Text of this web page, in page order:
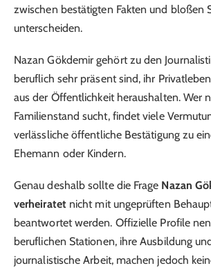
zwischen bestätigten Fakten und bloßen
unterscheiden.
Nazan Gökdemir gehört zu den
beruflich sehr präsent sind, ihr
aus der Öffentlichkeit heraushalten. Wer
Familienstand sucht, findet viele
verlässliche öffentliche Bestätigung zu
Ehemann oder Kindern.
Genau deshalb sollte die Frage Nazan
verheiratetnicht mit ungeprüften
beantwortet werden. Offizielle Profile
beruflichen Stationen, ihre Ausbildung
journalistische Arbeit, machen jedoch